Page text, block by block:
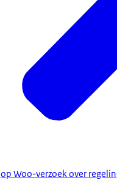
op Woo-verzoek over